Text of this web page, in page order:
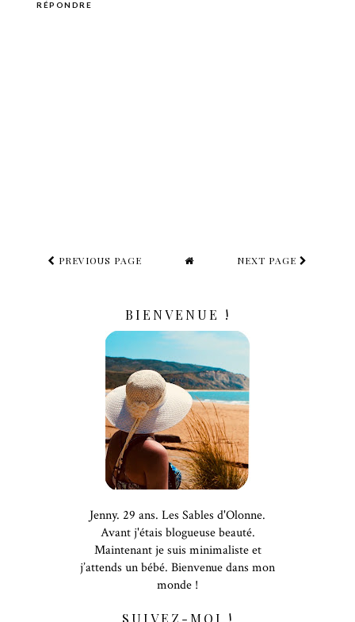
RÉPONDRE
PREVIOUS PAGE NEXT PAGE
BIENVENUE !
Jenny. 29 ans. Les Sables d'Olonne.
Avant j'étais blogueuse beauté.
Maintenant je suis minimaliste et
j’attends un bébé. Bienvenue dans mon
monde !
SUIVEZ-MOI !